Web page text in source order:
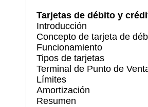
Tarjetas de débito y
Introducción
Concepto de tarjeta de
Funcionamiento
Tipos de tarjetas
Terminal de Punto de
Límites
Amortización
Resumen